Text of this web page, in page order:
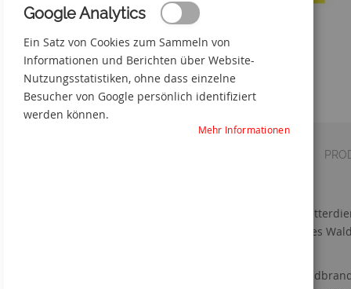
Waldbrandwarnschild
Zum
Anfang
der
Bildgalerie
springen
Mit Unterstützung des Deutschen
Klima-Resilienz (WKR) wurde ein neues
Auf diesem Schild ist die aktuelle
Google Analytics
Ein Satz von Cookies zum Sammeln von
Informationen und Berichten über Website-
Nutzungsstatistiken, ohne dass einzelne
Besucher von Google persönlich identifiziert
werden können.
Mehr Informationen